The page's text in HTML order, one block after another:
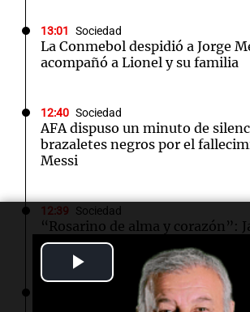
Video
13:01 Sociedad
La Conmebol despidió a Jorge
acompañó a Lionel y su familia
12:40 Sociedad
AFA dispuso un minuto de
brazaletes negros por el
Messi
12:39 Sociedad
“Rosarino de alma y corazón”:
despidió a Jorge Messi
Se incendió un colectivo en